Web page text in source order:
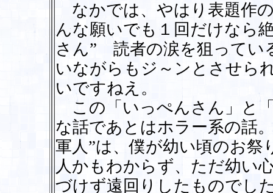
なかでは、やはり表題作
んな願いでも１回だけなら
さん” 読者の涙を狙ってい
いながらもジ～ンとさせら
いですねえ。
この「いっぺんさん」と
な話であとはホラー系の話
軍人”は、僕が幼い頃のお
人かもわからず、ただ幼い
づけず遠回りしたものでし